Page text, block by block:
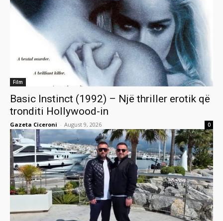
Film
Basic Instinct (1992) – Një thriller erotik që
tronditi Hollywood-in
Gazeta Ciceroni - August 9, 2026 0